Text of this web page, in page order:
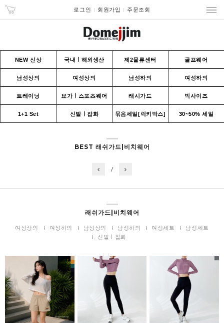
로그인 회원가입 주문조회
NEW 신상 국내ㅣ해외생산 제2물류센터 골프웨어
남성상의 여성상의 남성하의 여성하의
트레이닝 요가ㅣ스포츠웨어 래시가드 빅사이즈
1+1 Set 신발ㅣ잡화 묶음세일[럭키박스] 30~50% 세일
BEST 래쉬가드|비치웨어
/
래쉬가드|비치웨어
여성상의 여성하의 남성상의 남성하의 여성세트
남성세트
신발ㅣ잡화